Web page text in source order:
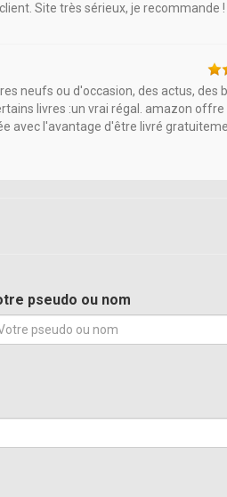
Site très sérieux, je recommande !
neufs ou d'occasion, des actus, des
livres :un vrai régal. amazon offre
avec l'avantage d'être livré
pseudo ou nom